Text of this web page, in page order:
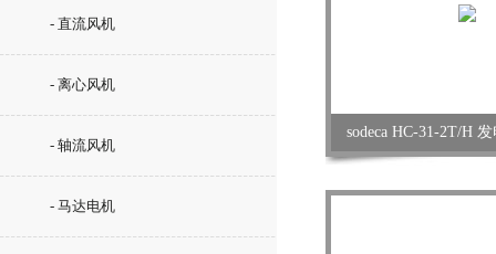
- 直流风机
- 离心风机
- 轴流风机
- 马达电机
sodeca HC-31-2T/H